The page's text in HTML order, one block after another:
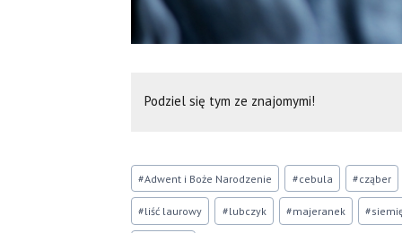
Podziel się tym ze znajomymi!
Tagi
wpisu:
#Adwent i Boże Narodzenie #cebula #cząber
#liść laurowy #lubczyk #majeranek #